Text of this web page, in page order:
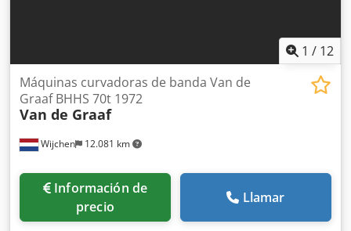
1 / 12
Wijchen 12.081 km
Máquinas curvadoras de banda Van de
Graaf BHHS 70t 1972
Van de Graaf
Información de
precio
Llamar